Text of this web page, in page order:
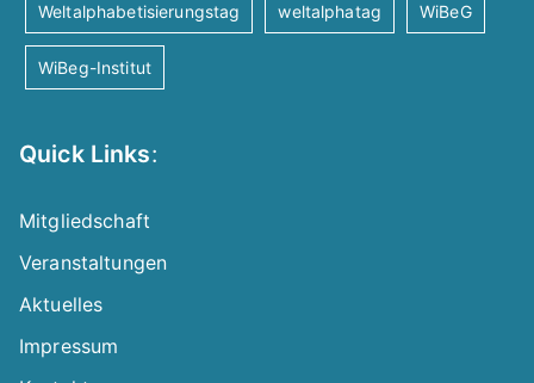
Weltalphabetisierungstag weltalphatag WiBeG
WiBeg-Institut
Quick Links:
Mitgliedschaft
Veranstaltungen
Aktuelles
Impressum